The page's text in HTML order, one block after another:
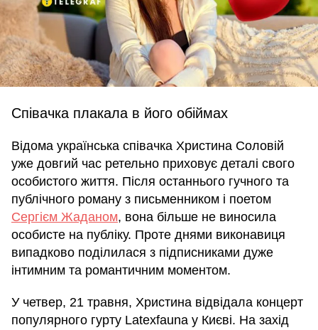
Співачка плакала в його обіймах
Відома українська співачка Христина Соловій
уже довгий час ретельно приховує деталі свого
особистого життя. Після останнього гучного та
публічного роману з письменником і поетом
Сергієм Жаданом, вона більше не виносила
особисте на публіку. Проте днями виконавиця
випадково поділилася з підписниками дуже
інтимним та романтичним моментом.
У четвер, 21 травня, Христина відвідала концерт
популярного гурту Latexfauna у Києві. На захід